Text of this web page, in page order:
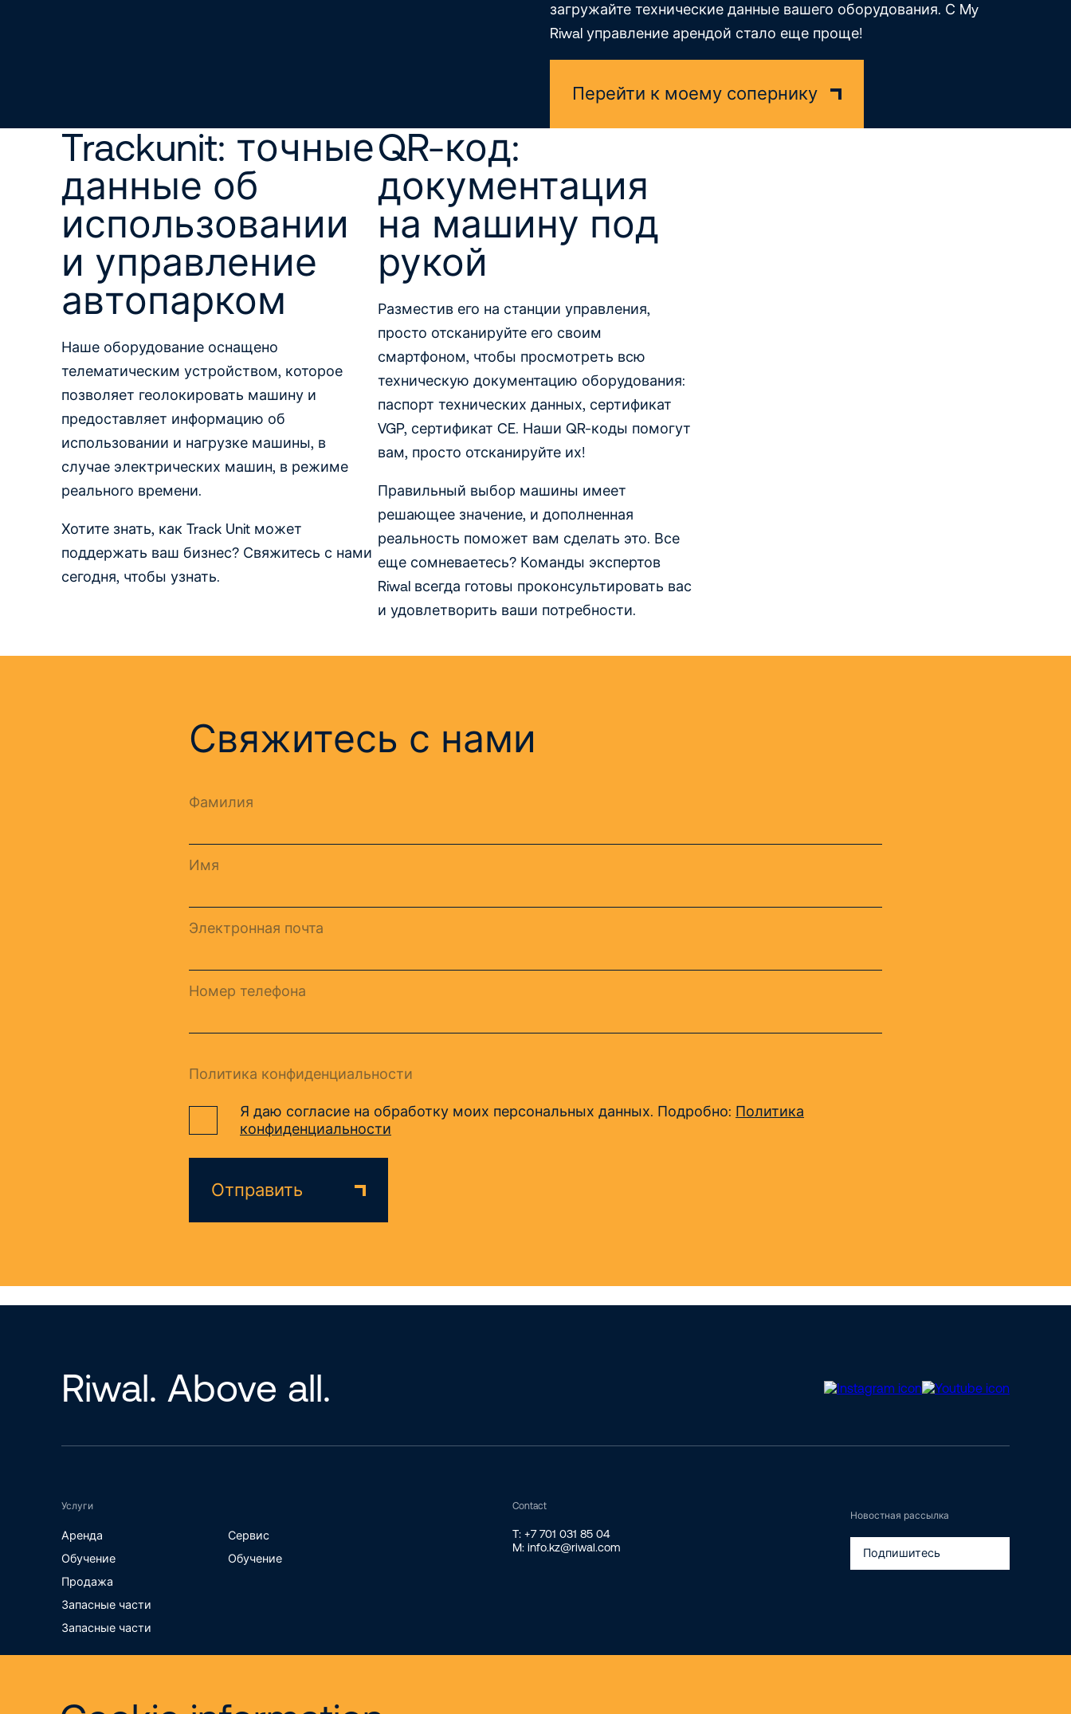
загружайте технические данные вашего оборудования. С My
Riwal управление арендой стало еще проще!
Перейти к моему сопернику
Trackunit: точные
данные об
использовании
и управление
автопарком
Наше оборудование оснащено
телематическим устройством, которое
позволяет геолокировать машину и
предоставляет информацию об
использовании и нагрузке машины, в
случае электрических машин, в режиме
реального времени.
Хотите знать, как Track Unit может
поддержать ваш бизнес? Свяжитесь с нами
сегодня, чтобы узнать.
QR-код:
документация
на машину под
рукой
Разместив его на станции управления,
просто отсканируйте его своим
смартфоном, чтобы просмотреть всю
техническую документацию оборудования:
паспорт технических данных, сертификат
VGP, сертификат CE. Наши QR-коды помогут
вам, просто отсканируйте их!
Правильный выбор машины имеет
решающее значение, и дополненная
реальность поможет вам сделать это. Все
еще сомневаетесь? Команды экспертов
Riwal всегда готовы проконсультировать вас
и удовлетворить ваши потребности.
Свяжитесь с нами
Фамилия
Имя
Электронная почта
Номер телефона
Политика конфиденциальности
Я даю согласие на обработку моих персональных данных. Подробно: Политика
конфиденциальности
Отправить
Riwal. Above all.
Услуги
Аренда
Обучение
Продажа
Запасные части
Запасные части
Сервис
Обучение
Contact
T: +7 701 031 85 04
M: info.kz@riwal.com
Новостная рассылка
Подпишитесь